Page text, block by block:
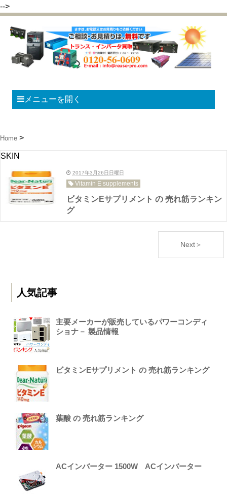
-->
メニューを開く
Home
SKIN
2017年3月26日日曜日
Vitamin E supplements
ビタミンEサプリメント の 売れ筋ランキン
グ
Next＞
人気記事
主要メーカーが販売しているパワーコンディ
ショナ－ 製品情報
ビタミンEサプリメント の 売れ筋ランキング
葉酸 の 売れ筋ランキング
ACインバーター 1500W ACインバーター